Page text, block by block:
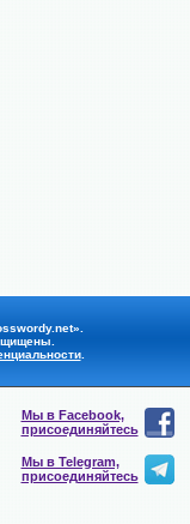
.
Мы в Facebook,
присоединяйтесь
Мы в Telegram,
присоединяйтесь